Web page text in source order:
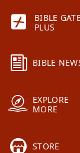
BIBLE
PLUS
BIBLE
EXPLORE
MORE
STORE